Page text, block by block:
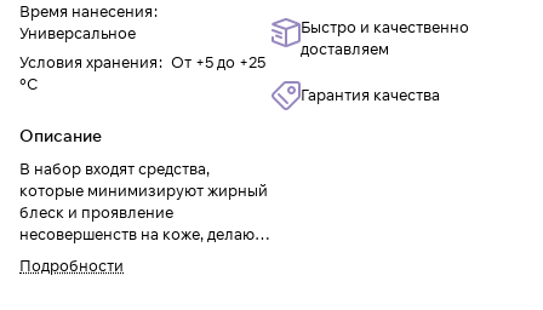
Время нанесения:
Универсальное
Условия хранения: От +5 до +25
°C
Описание
В набор входят средства,
которые минимизируют жирный
блеск и проявление
несовершенств на коже, делают
ощущения стянутости. Активные
Подробности
Быстро и качественно
доставляем
Гарантия качества